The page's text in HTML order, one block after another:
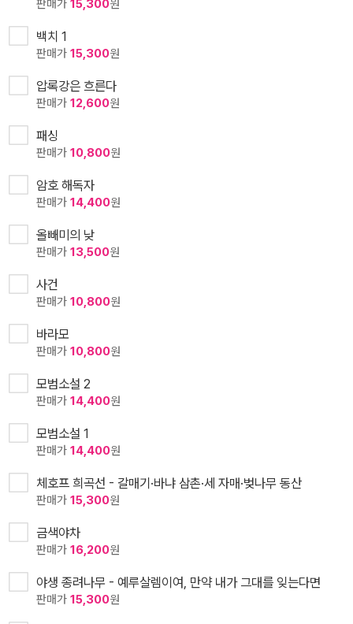
판매가 15,300원
백치 1
판매가 15,300원
압록강은 흐른다
판매가 12,600원
패싱
판매가 10,800원
암호 해독자
판매가 14,400원
올빼미의 낮
판매가 13,500원
사건
판매가 10,800원
바라모
판매가 10,800원
모범소설 2
판매가 14,400원
모범소설 1
판매가 14,400원
체호프 희곡선 - 갈매기·바냐 삼촌·세 자매·벚나무 동산
판매가 15,300원
금색야차
판매가 16,200원
야생 종려나무 - 예루살렘이여, 만약 내가 그대를 잊는다면
판매가 15,300원